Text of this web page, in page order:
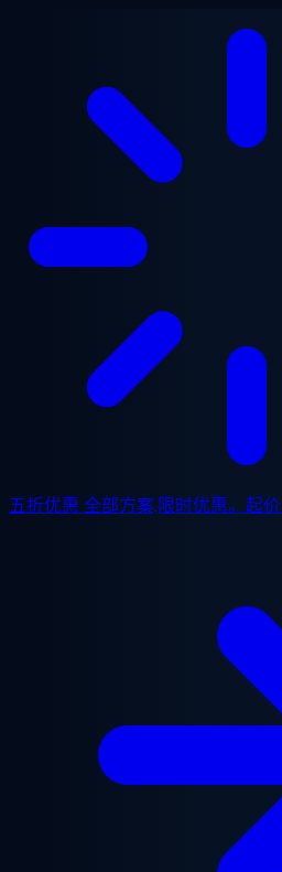
五折优惠 全部方案,限时优惠。起价